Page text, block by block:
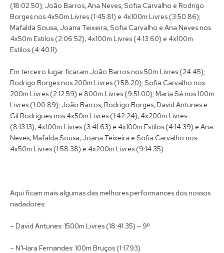
(18:02.50); João Barros, Ana Neves, Sofia Carvalho e Rodrigo
Borges nos 4x50m Livres (1:45.81) e 4x100m Livres (3:50.86);
Mafalda Sousa, Joana Teixeira, Sofia Carvalho e Ana Neves nos
4x50m Estilos (2:06.52), 4x100m Livres (4:13.60) e 4x100m
Estilos (4:40.11).
Em terceiro lugar ficaram João Barros nos 50m Livres (24.45);
Rodrigo Borges nos 200m Livres (1:58.20); Sofia Carvalho nos
200m Livres (2:12.59) e 800m Livres (9:51.00); Maria Sá nos 100m
Livres (1:00.89); João Barros, Rodrigo Borges, David Antunes e
Gil Rodrigues nos 4x50m Livres (1:42.24), 4x200m Livres
(8:13.13), 4x100m Livres (3:41.63) e 4x100m Estilos (4:14.39) e Ana
Neves, Mafalda Sousa, Joana Teixeira e Sofia Carvalho nos
4x50m Livres (1:58.38) e 4x200m Livres (9:14.35).
Aqui ficam mais algumas das melhores performances dos nossos
nadadores:
– David Antunes: 1500m Livres (18:41.35) – 9º
– N’Hara Fernandes: 100m Bruços (1:17.93)